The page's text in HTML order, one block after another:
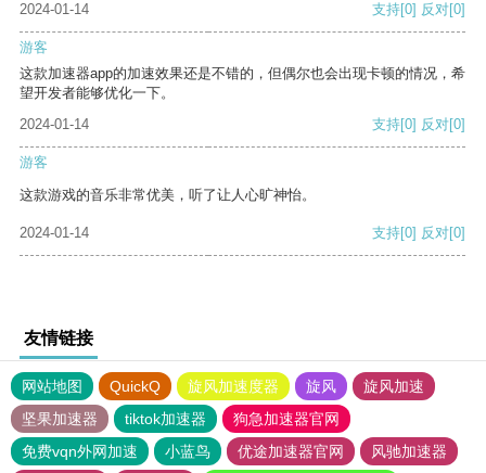
2024-01-14 支持[0] 反对[0]
游客
这款加速器app的加速效果还是不错的，但偶尔也会出现卡顿的情况，希
望开发者能够优化一下。
2024-01-14
支持[0] 反对[0]
游客
这款游戏的音乐非常优美，听了让人心旷神怡。
2024-01-14 支持[0] 反对[0]
友情链接
网站地图 QuickQ 旋风加速度器 旋风
旋风加速
坚果加速器
tiktok加速器
狗急加速器官网
免费vqn外网加速
小蓝鸟 优途加速器官网
风驰加速器